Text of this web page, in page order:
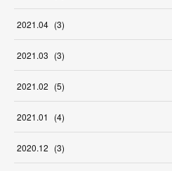
2021.04 (3)
2021.03 (3)
2021.02 (5)
2021.01 (4)
2020.12 (3)